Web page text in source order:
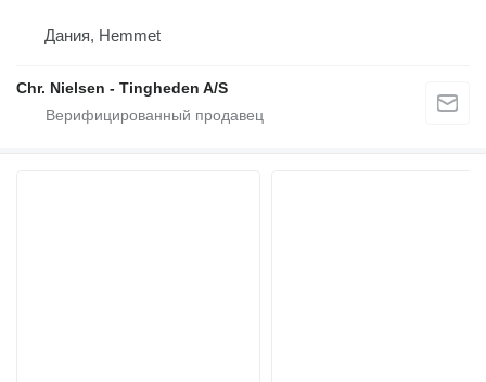
Дания, Hemmet
Chr. Nielsen - Tingheden A/S